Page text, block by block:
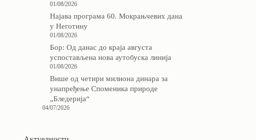
01/08/2026
Најава програма 60. Мокрањчевих дана
у Неготину
01/08/2026
Бор: Од данас до краја августа
успостављена нова аутобуска линија
01/08/2026
Више од четири милиона динара за
унапређење Споменика природе
„Бледерија“
04/07/2026